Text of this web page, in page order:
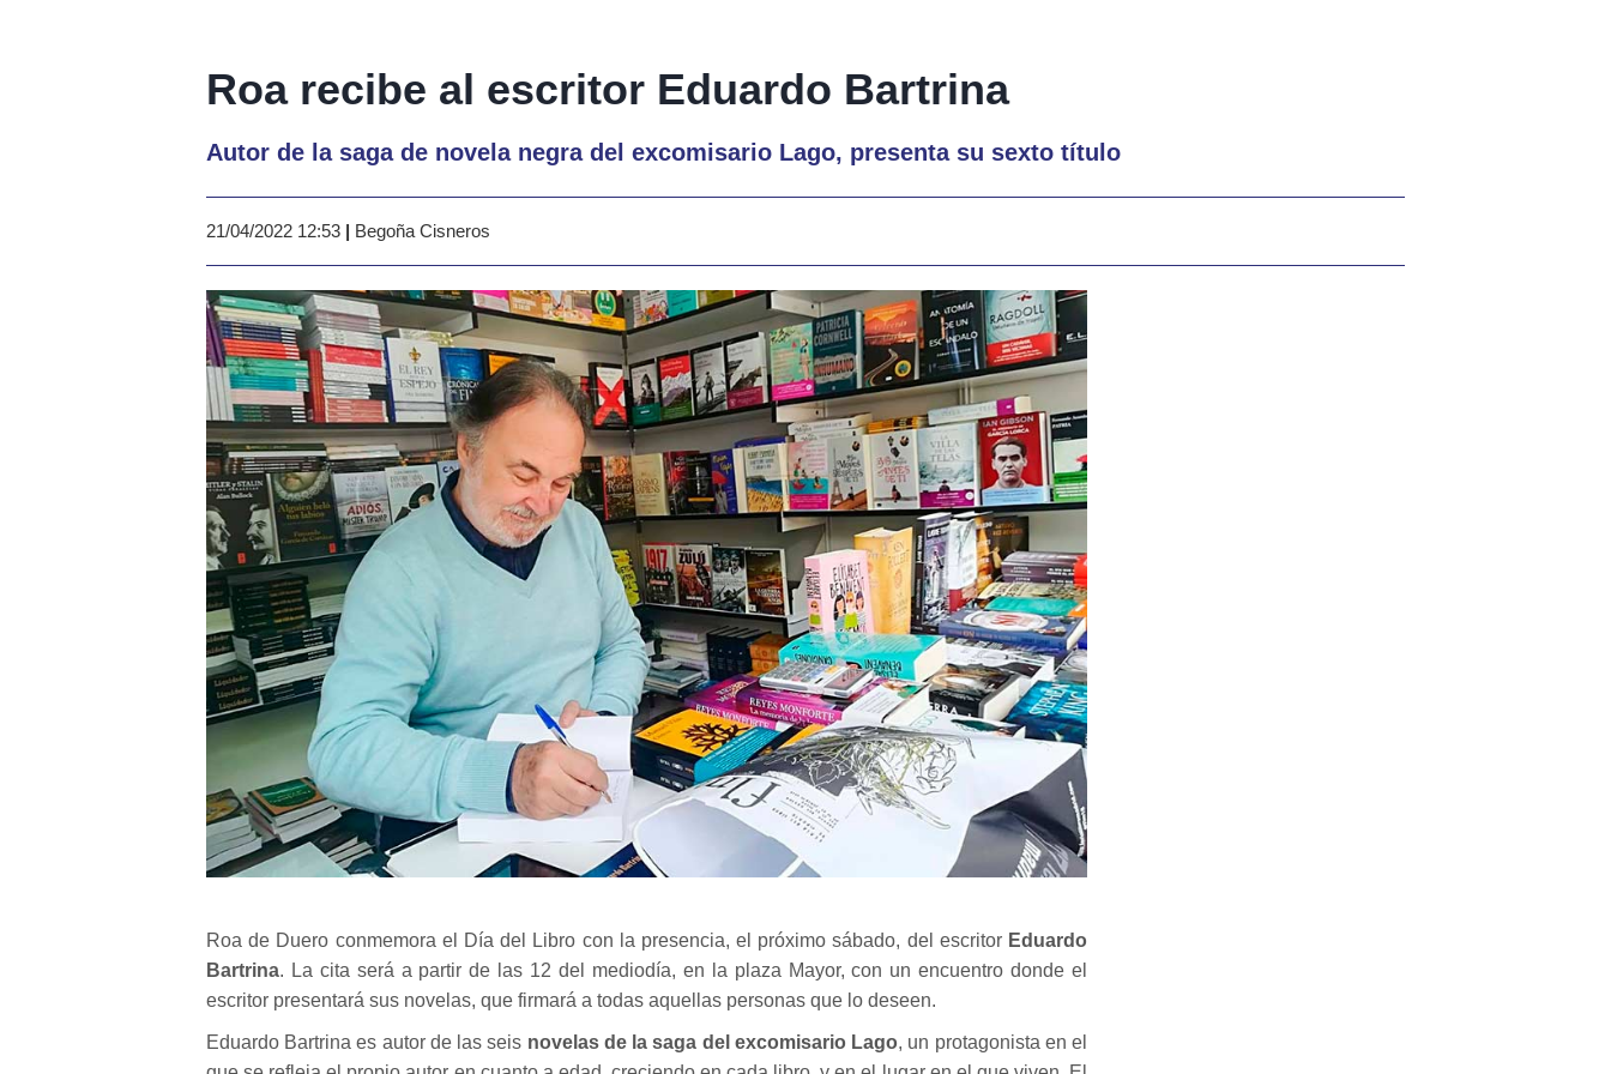
Roa recibe al escritor Eduardo Bartrina
Autor de la saga de novela negra del excomisario Lago, presenta su sexto título
21/04/2022 12:53 | Begoña Cisneros
Roa de Duero conmemora el Día del Libro con la presencia, el próximo sábado, del escritorEduardo
Bartrina. La cita será a partir de las 12 del mediodía, en la plaza Mayor, con un encuentro donde el
escritor presentará sus novelas, que firmará a todas aquellas personas que lo deseen.
Eduardo Bartrina es autor de las seis novelas de la saga del excomisario Lago, un protagonista en el